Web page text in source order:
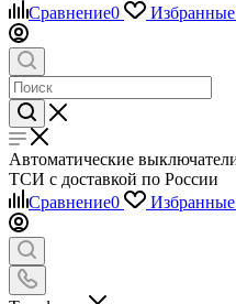
Сравнение0
Автоматические
ТСИ с доставкой по России
Сравнение0